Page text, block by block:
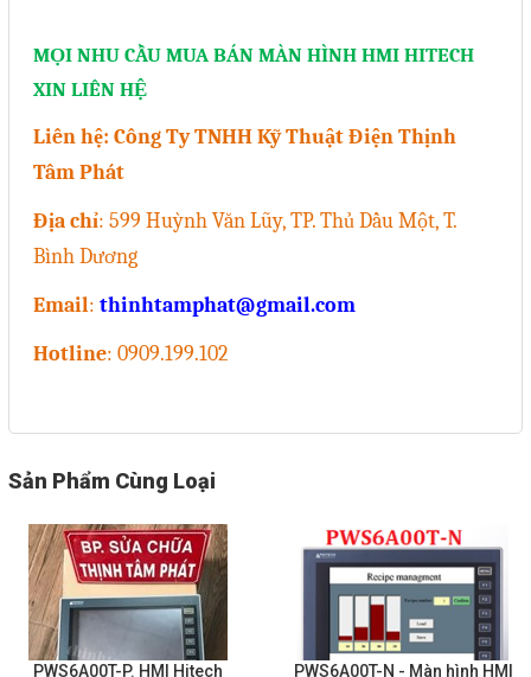
MỌI NHU CẦU MUA BÁN MÀN HÌNH HMI HITECH
XIN LIÊN HỆ
Liên hệ: Công Ty TNHH Kỹ Thuật Điện Thịnh
Tâm Phát
Địa chỉ: 599 Huỳnh Văn Lũy, TP. Thủ Dầu Một, T.
Bình Dương
Email: thinhtamphat@gmail.com
Hotline: 0909.199.102
Sản Phẩm Cùng Loại
PWS6A00T-P. HMI Hitech
PWS6A00T-N - Màn hình HMI